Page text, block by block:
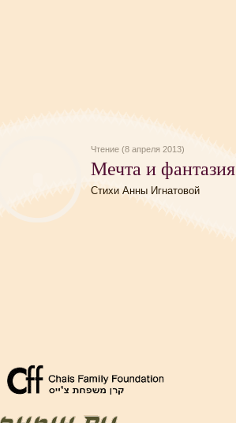
Чтение (8 апреля 2013)
Мечта и фантазия
Стихи Анны Игнатовой